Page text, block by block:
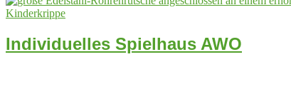
Individuelles Spielhaus AWO